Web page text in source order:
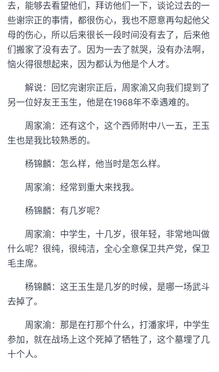
去，能够去看望他们，拜访他们一下，谈论过去的一
些谢宗正的事情，都很伤心，我也不愿意再勾起他父
母的伤心，所以后来很长一段时间没有去了，后来他
们搬家了没有去了。因为一去了就哭，没有办法啊，
恼火得很想起来，因为都认为他是个人才。
解说：回忆完谢宗正后，周家渝又向我们提到了
另一位好友王玉生，他是在1968年不幸遇难的。
周家渝：还有这个，这个西师附中八一五，王玉
生也是我比较熟悉的。
杨锦麟：怎么样，他当时是怎么样。
周家渝：经常到重大来找我。
杨锦麟：有几岁呢？
周家渝：中学生，十几岁，很年轻，非常地叫做
什么呢？很纯，很纯洁，全心全意保卫共产党，保卫
毛主席。
杨锦麟：这王玉生是几岁的时候，是哪一场武斗
去掉了。
周家渝：那是在打那个什么，打潘家坪，中学生
参加，就在战场上这个死掉了牺牲了，这个墓埋了几
十个人。